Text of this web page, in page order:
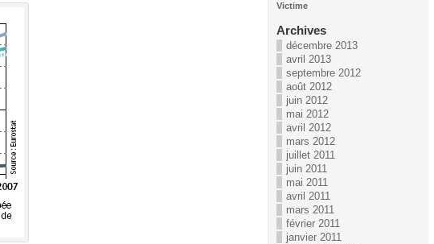
Victime
Archives
décembre 2013
avril 2013
septembre 2012
août 2012
juin 2012
mai 2012
avril 2012
mars 2012
juillet 2011
juin 2011
mai 2011
avril 2011
mars 2011
février 2011
janvier 2011